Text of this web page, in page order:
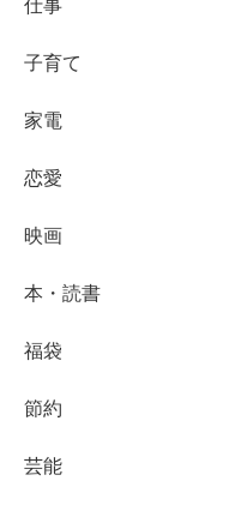
仕事
子育て
家電
恋愛
映画
本・読書
福袋
節約
芸能